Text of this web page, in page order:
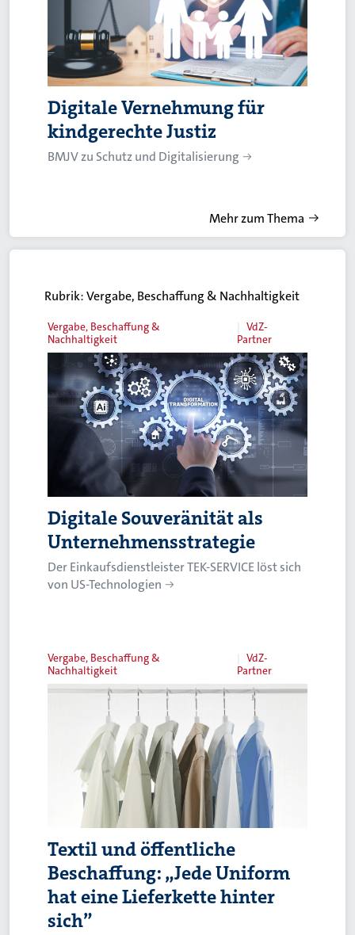
Digitale Vernehmung für
kindgerechte Justiz
BMJV zu Schutz und Digitalisierung
Mehr zum Thema
Rubrik:Vergabe, Beschaffung & Nachhaltigkeit
Vergabe, Beschaffung &
Nachhaltigkeit
VdZ-
Partner
Digitale Souveränität als
Unternehmensstrategie
Der Einkaufsdienstleister TEK-SERVICE löst sich
von US-Technologien
Vergabe, Beschaffung &
Nachhaltigkeit
VdZ-
Partner
Textil und öffentliche
Beschaffung: „Jede Uniform
hat eine Lieferkette hinter
sich”